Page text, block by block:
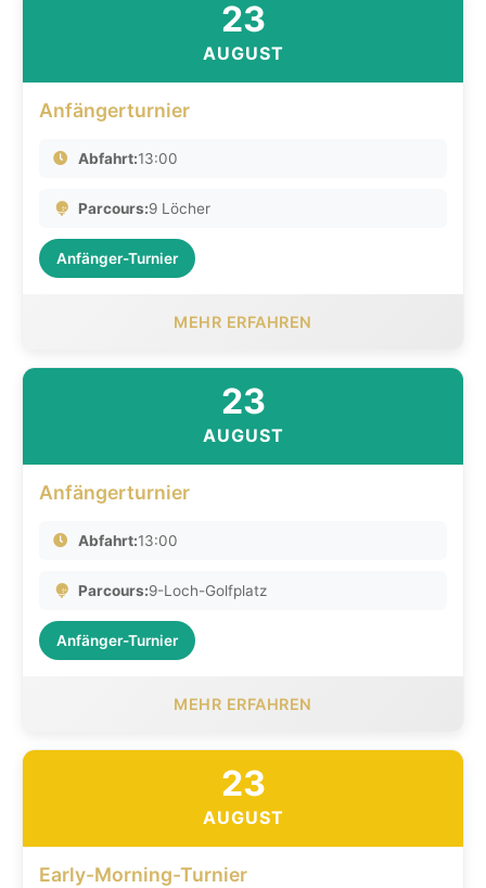
23
AUGUST
Anfängerturnier
Abfahrt:13:00
Parcours:9 Löcher
Anfänger-Turnier
MEHR ERFAHREN
23
AUGUST
Anfängerturnier
Abfahrt:13:00
Parcours:9-Loch-Golfplatz
Anfänger-Turnier
MEHR ERFAHREN
23
AUGUST
Early-Morning-Turnier